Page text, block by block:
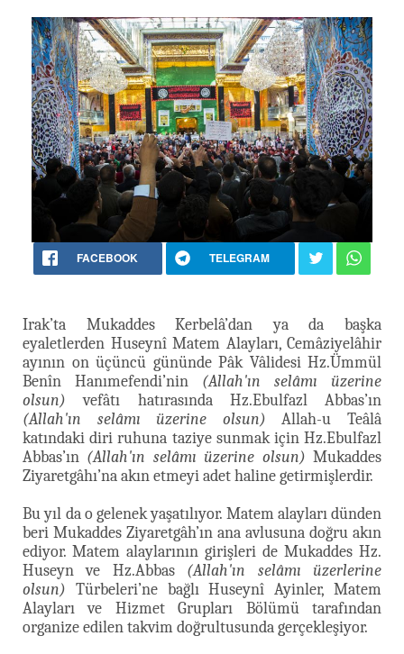
FACEBOOK TELEGRAM
Irak’ta Mukaddes Kerbelâ’dan ya da başka
eyaletlerden Huseynî Matem Alayları, Cemâziyelâhir
ayının on üçüncü gününde Pâk Vâlidesi Hz.Ümmül
Benîn Hanımefendi’nin (Allah'ın selâmı üzerine
olsun) vefâtı hatırasında Hz.Ebulfazl Abbas’ın
(Allah'ın selâmı üzerine olsun) Allah-u Teâlâ
katındaki diri ruhuna taziye sunmak için Hz.Ebulfazl
Abbas’ın (Allah'ın selâmı üzerine olsun) Mukaddes
Ziyaretgâhı’na akın etmeyi adet haline getirmişlerdir.
Bu yıl da o gelenek yaşatılıyor. Matem alayları dünden
beri Mukaddes Ziyaretgâh’ın ana avlusuna doğru akın
ediyor. Matem alaylarının girişleri de Mukaddes Hz.
Huseyn ve Hz.Abbas (Allah'ın selâmı üzerlerine
olsun) Türbeleri’ne bağlı Huseynî Ayinler, Matem
Alayları ve Hizmet Grupları Bölümü tarafından
organize edilen takvim doğrultusunda gerçekleşiyor.